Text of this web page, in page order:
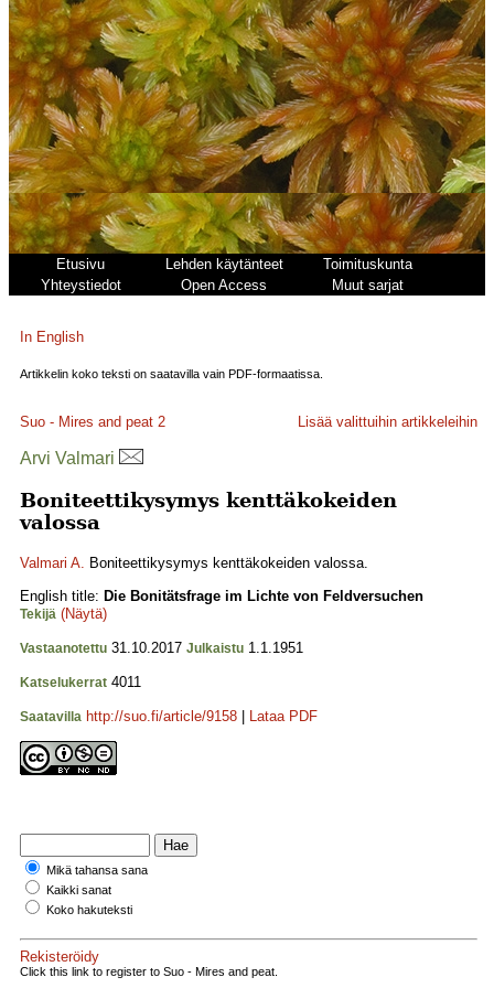
Etusivu Lehden käytänteet
Toimituskunta
Yhteystiedot
Open Access Muut sarjat
In English
Artikkelin koko teksti on saatavilla vain PDF-formaatissa.
Suo - Mires and peat 2 Lisää valittuihin artikkeleihin
Arvi Valmari
Boniteettikysymys kenttäkokeiden
valossa
Valmari A. Boniteettikysymys kenttäkokeiden valossa.
English title: Die Bonitätsfrage im Lichte von Feldversuchen
Tekijä (Näytä)
Vastaanotettu 31.10.2017 Julkaistu 1.1.1951
Katselukerrat 4011
Saatavilla http://suo.fi/article/9158 Lataa PDF
Mikä tahansa sana
Kaikki sanat
Koko hakuteksti
Rekisteröidy
Click this link to register to Suo - Mires and peat.